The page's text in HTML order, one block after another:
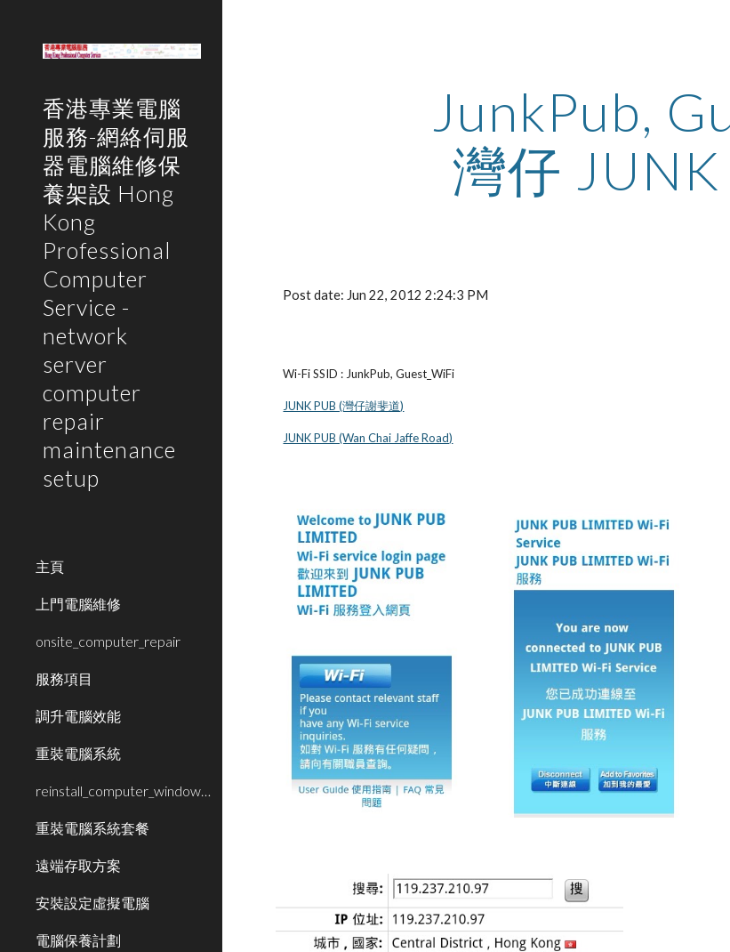
香港專業電腦
服務-網絡伺服
器電腦維修保
養架設 Hong
Kong
Professional
Computer
Service -
network
server
computer
repair
maintenance
setup
主頁
上門電腦維修
onsite_computer_repair
服務項目
調升電腦效能
重裝電腦系統
重裝電腦系統套餐
遠端存取方案
安裝設定虛擬電腦
電腦保養計劃
JunkPub,
灣仔
Post date: Jun 22, 2012 2:24:3 PM
Wi-Fi SSID : JunkPub, Guest_WiFi
JUNK PUB (灣仔謝斐道)
JUNK PUB (Wan Chai Jaffe Road)